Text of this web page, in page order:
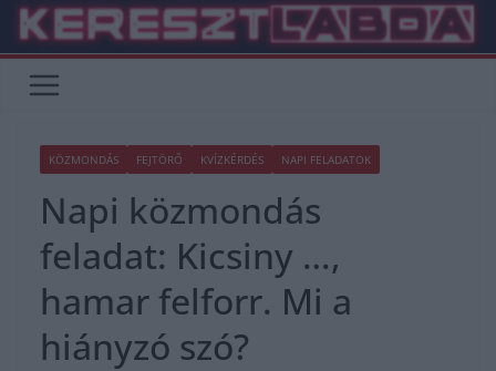
Skip
content
KÖZMONDÁS FEJTÖRŐ KVÍZKÉRDÉS NAPI FELADATOK
Napi közmondás
feladat: Kicsiny …,
hamar felforr. Mi a
hiányzó szó?